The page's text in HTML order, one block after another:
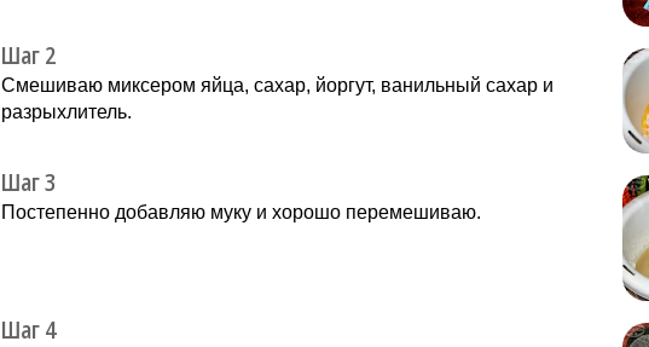
Шаг 2
Смешиваю миксером яйца, сахар, йоргут, ванильный сахар и
разрыхлитель.
Шаг 3
Постепенно добавляю муку и хорошо перемешиваю.
Шаг 4